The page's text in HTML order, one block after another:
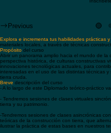
Campus
Previous
Explora e incrementa tus habilidades prácticas
materiales locales, a través de técnicas
Propósitodel curso
Abrir un panorama amplio hacia el mundo de
perspectiva histórica, de culturas constructivas
innovaciones tecnológicas actuales, para
interesadas en el uso de las distintas técnicas
tierra cruda.
Brevedescripción del curso
- A lo largo de este Diplomado teórico-práctico